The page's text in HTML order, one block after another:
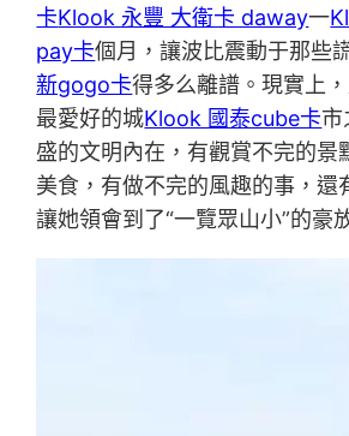
卡Klook 永豐 大衛卡 daway一
pay卡個月，讓波比震動于那些
新gogo卡得多么離譜。現實上
最愛好的城Klook 國泰cube卡市
盛的文明內在，有觀賞不完的景
美食，有做不完的風趣的事，還
讓她領會到了“一覽眾山小”的豪